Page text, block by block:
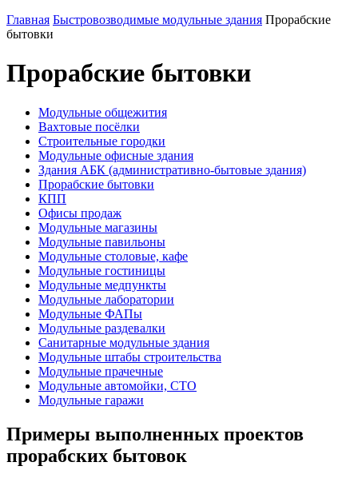
Главная Быстровозводимые модульные здания Прорабские
бытовки
Прорабские бытовки
Модульные общежития
Вахтовые посёлки
Строительные городки
Модульные офисные здания
Здания АБК (административно-бытовые здания)
Прорабские бытовки
КПП
Офисы продаж
Модульные магазины
Модульные павильоны
Модульные столовые, кафе
Модульные гостиницы
Модульные медпункты
Модульные лаборатории
Модульные ФАПы
Модульные раздевалки
Санитарные модульные здания
Модульные штабы строительства
Модульные прачечные
Модульные автомойки, СТО
Модульные гаражи
Примеры выполненных проектов
прорабских бытовок